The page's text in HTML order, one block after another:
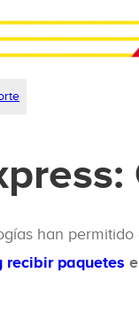
han
recibir paquetes